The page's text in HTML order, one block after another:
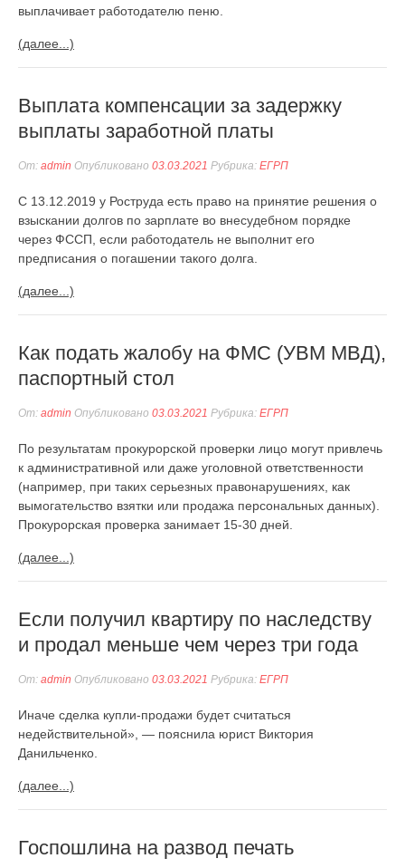
выплачивает работодателю пеню.
(далее...)
Выплата компенсации за задержку
выплаты заработной платы
От: admin Опубликовано 03.03.2021 Рубрика: ЕГРП
С 13.12.2019 у Роструда есть право на принятие решения о
взыскании долгов по зарплате во внесудебном порядке
через ФССП, если работодатель не выполнит его
предписания о погашении такого долга.
(далее...)
Как подать жалобу на ФМС (УВМ МВД),
паспортный стол
От: admin Опубликовано 03.03.2021 Рубрика: ЕГРП
По результатам прокурорской проверки лицо могут привлечь
к административной или даже уголовной ответственности
(например, при таких серьезных правонарушениях, как
вымогательство взятки или продажа персональных данных).
Прокурорская проверка занимает 15-30 дней.
(далее...)
Если получил квартиру по наследству
и продал меньше чем через три года
От: admin Опубликовано 03.03.2021 Рубрика: ЕГРП
Иначе сделка купли-продажи будет считаться
недействительной», — пояснила юрист Виктория
Данильченко.
(далее...)
Госпошлина на развод печать